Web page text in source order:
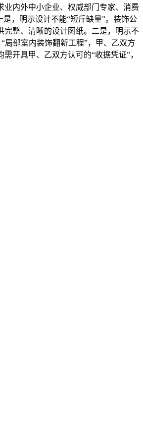
内外中小企业、权威部门专家、消费
，明示设计不能“短斤缺量”。装饰公
完整、清晰的设计图纸。二是，明示不
局部室内装饰翻新工程”，甲、乙双方
开具甲、乙双方认可的“收据凭证”，